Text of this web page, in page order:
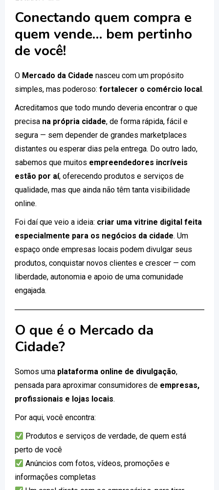
Conectando quem compra e
quem vende… bem pertinho
de você!
O Mercado da Cidade nasceu com um propósito
simples, mas poderoso: fortalecer o comércio local.
Acreditamos que todo mundo deveria encontrar o que
precisa na própria cidade, de forma rápida, fácil e
segura — sem depender de grandes marketplaces
distantes ou esperar dias pela entrega. Do outro lado,
sabemos que muitos empreendedores incríveis
estão por aí, oferecendo produtos e serviços de
qualidade, mas que ainda não têm tanta visibilidade
online.
Foi daí que veio a ideia: criar uma vitrine digital feita
especialmente para os negócios da cidade. Um
espaço onde empresas locais podem divulgar seus
produtos, conquistar novos clientes e crescer — com
liberdade, autonomia e apoio de uma comunidade
engajada.
O que é o Mercado da
Cidade?
Somos uma plataforma online de divulgação,
pensada para aproximar consumidores de empresas,
profissionais e lojas locais.
Por aqui, você encontra:
Produtos e serviços de verdade, de quem está
perto de você
Anúncios com fotos, vídeos, promoções e
informações completas